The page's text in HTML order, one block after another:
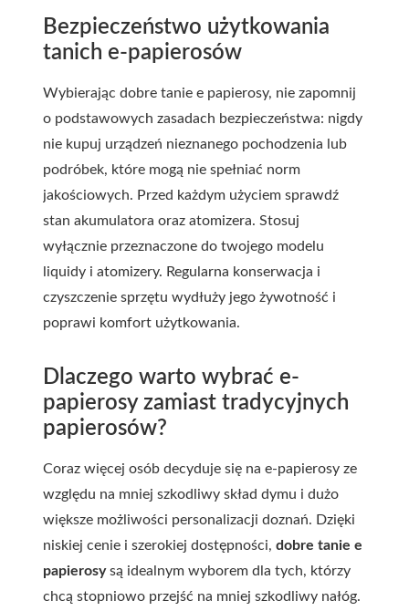
Bezpieczeństwo użytkowania
tanich e-papierosów
Wybierając dobre tanie e papierosy, nie zapomnij
o podstawowych zasadach bezpieczeństwa: nigdy
nie kupuj urządzeń nieznanego pochodzenia lub
podróbek, które mogą nie spełniać norm
jakościowych. Przed każdym użyciem sprawdź
stan akumulatora oraz atomizera. Stosuj
wyłącznie przeznaczone do twojego modelu
liquidy i atomizery. Regularna konserwacja i
czyszczenie sprzętu wydłuży jego żywotność i
poprawi komfort użytkowania.
Dlaczego warto wybrać e-
papierosy zamiast tradycyjnych
papierosów?
Coraz więcej osób decyduje się na e-papierosy ze
względu na mniej szkodliwy skład dymu i dużo
większe możliwości personalizacji doznań. Dzięki
niskiej cenie i szerokiej dostępności, dobre tanie e
papierosysą idealnym wyborem dla tych, którzy
chcą stopniowo przejść na mniej szkodliwy nałóg.